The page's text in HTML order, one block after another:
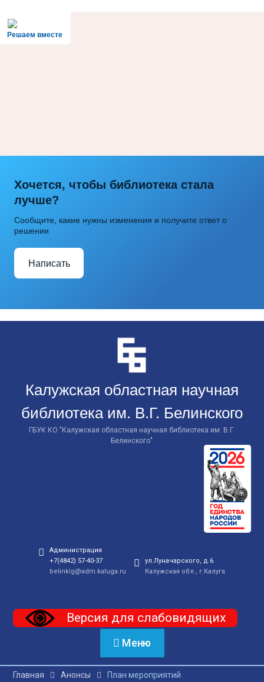
Решаем вместе
Хочется, чтобы библиотека стала
лучше?
Сообщите, какие нужны изменения и получите ответ о
решении
Написать
Калужская областная научная
библиотека им. В.Г. Белинского
ГБУК КО "Калужская областная научная библиотека им. В.Г.
Белинского"
Администрация
+7(4842) 57-40-37
belinklg@adm.kaluga.ru
ул.Луначарского, д.6
Калужская обл., г.Калуга
Версия для слабовидящих
Меню
Главная Анонсы План мероприятий